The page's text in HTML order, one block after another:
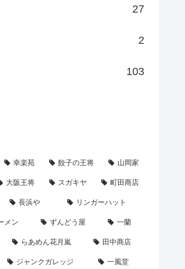
27
2
103
幸楽苑 餃子の王将 山岡家
大阪王将 スガキヤ 町田商店
長浜や リンガーハット
メン ずんどう屋 一蘭
らあめん花月嵐 田中商店
ジャンクガレッジ 一風堂